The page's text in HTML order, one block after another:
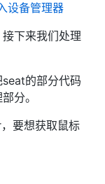
设备管理器
下来我们处理
的部分代码
分。
要想获取鼠标